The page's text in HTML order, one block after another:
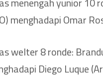
menghadapi Omar
welter 8 ronde:
Diego Luque